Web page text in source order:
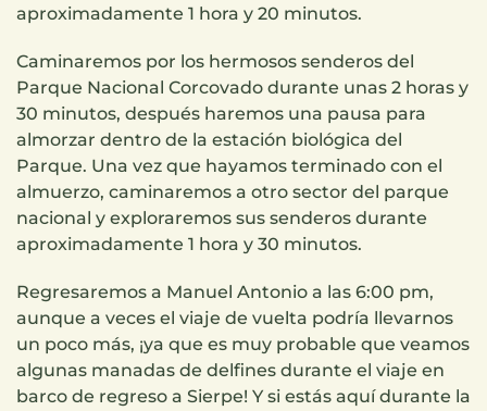
aproximadamente 1 hora y 20 minutos.
Caminaremos por los hermosos senderos del
Parque Nacional Corcovado durante unas 2 horas y
30 minutos, después haremos una pausa para
almorzar dentro de la estación biológica del
Parque. Una vez que hayamos terminado con el
almuerzo, caminaremos a otro sector del parque
nacional y exploraremos sus senderos durante
aproximadamente 1 hora y 30 minutos.
Regresaremos a Manuel Antonio a las 6:00 pm,
aunque a veces el viaje de vuelta podría llevarnos
un poco más, ¡ya que es muy probable que veamos
algunas manadas de delfines durante el viaje en
barco de regreso a Sierpe! Y si estás aquí durante la